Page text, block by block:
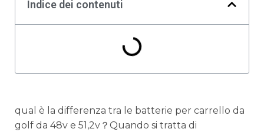
Indice dei contenuti
qual è la differenza tra le batterie per carrello da
golf da 48v e 51,2v？Quando si tratta di